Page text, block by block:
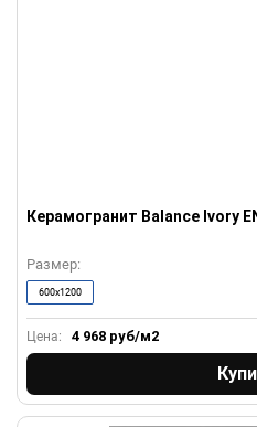
Керамогранит Balance Ivory
Цена: 4 968 руб/м2
Размер:
600x1200